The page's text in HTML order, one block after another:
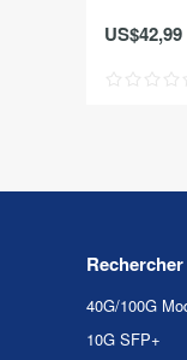
US$42,99
40G/100G
10G SFP+